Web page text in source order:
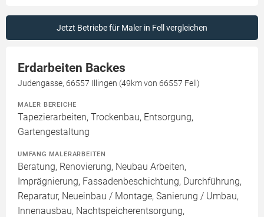
Jetzt Betriebe für Maler in Fell vergleichen
Erdarbeiten Backes
Judengasse, 66557 Illingen (49km von 66557 Fell)
MALER BEREICHE
Tapezierarbeiten, Trockenbau, Entsorgung,
Gartengestaltung
UMFANG MALERARBEITEN
Beratung, Renovierung, Neubau Arbeiten,
Imprägnierung, Fassadenbeschichtung, Durchführung,
Reparatur, Neueinbau / Montage, Sanierung / Umbau,
Innenausbau, Nachtspeicherentsorgung,